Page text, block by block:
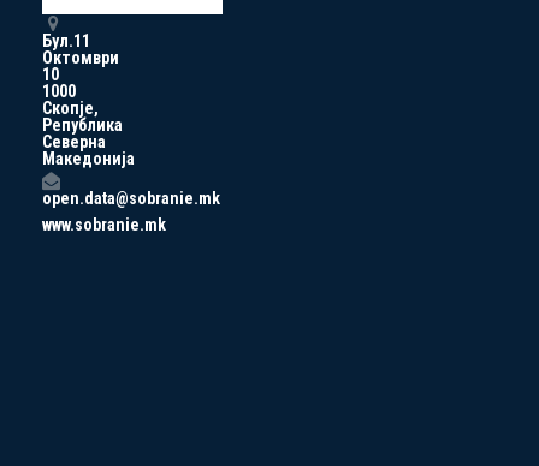
Бул.11
Октомври
10
1000
Скопје,
Република
Северна
Македонија
open.data@sobranie.mk
www.sobranie.mk